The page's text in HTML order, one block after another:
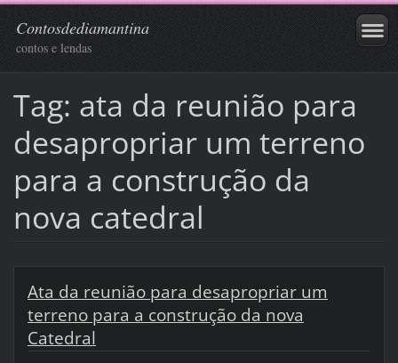
Contosdediamantina
contos e lendas
Tag: ata da reunião para
desapropriar um terreno
para a construção da
nova catedral
Ata da reunião para desapropriar um
terreno para a construção da nova
Catedral